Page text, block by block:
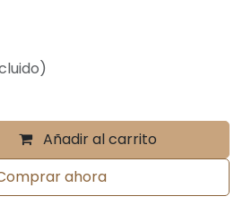
Añadir al carrito
ahora